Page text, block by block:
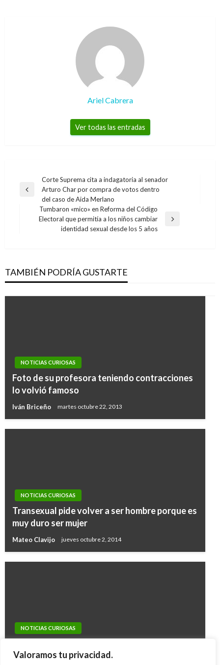
Valoramos tu privacidad.
Ariel Cabrera
Ver todas las entradas
Navegación
de
entradas
Entrada
Corte Suprema cita a indagatoria al senador
Arturo Char por compra de votos dentro
del caso de Aida Merlano
Entrada
Tumbaron «mico» en Reforma del Código
Electoral que permitía a los niños cambiar
identidad sexual desde los 5 años
TAMBIÉN PODRÍA GUSTARTE
NOTICIAS CURIOSAS
Foto de su profesora teniendo contracciones
lo volvió famoso
Iván Briceño martes octubre 22, 2013
NOTICIAS CURIOSAS
Transexual pide volver a ser hombre porque es
muy duro ser mujer
Mateo Clavijo jueves octubre 2, 2014
NOTICIAS CURIOSAS
negativo
NOTICIAS CURIOSAS
Tenista Del Potro quedó encerrado 40